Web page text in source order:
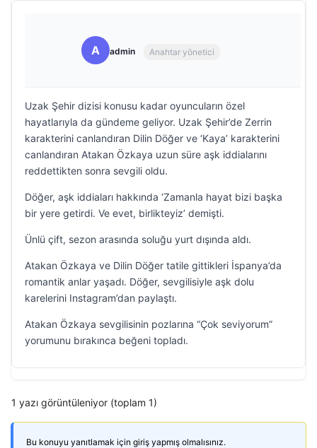
A admin Anahtar yönetici
Uzak Şehir dizisi konusu kadar oyuncuların özel
hayatlarıyla da gündeme geliyor. Uzak Şehir’de Zerrin
karakterini canlandıran Dilin Döğer ve ‘Kaya’ karakterini
canlandıran Atakan Özkaya uzun süre aşk iddialarını
reddettikten sonra sevgili oldu.
Döğer, aşk iddiaları hakkında ‘Zamanla hayat bizi başka
bir yere getirdi. Ve evet, birlikteyiz’ demişti.
Ünlü çift, sezon arasında soluğu yurt dışında aldı.
Atakan Özkaya ve Dilin Döğer tatile gittikleri İspanya’da
romantik anlar yaşadı. Döğer, sevgilisiyle aşk dolu
karelerini Instagram’dan paylaştı.
Atakan Özkaya sevgilisinin pozlarına “Çok seviyorum”
yorumunu bırakınca beğeni topladı.
1 yazı görüntüleniyor (toplam 1)
Bu konuyu yanıtlamak için giriş yapmış olmalısınız.